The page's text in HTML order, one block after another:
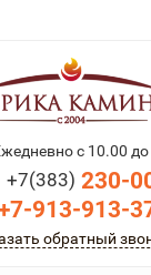
с 10.00
+7(383) 230-
913-913-
обратный